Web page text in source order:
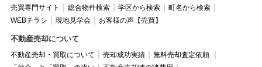
売買専門サイト 総合物件検索 学区から検索
町名から検索
WEBチラシ
現地見学会 お客様の声【売買】
不動産売却について
不動産売却・買取について 売却成功実績
無料売却査定依頼